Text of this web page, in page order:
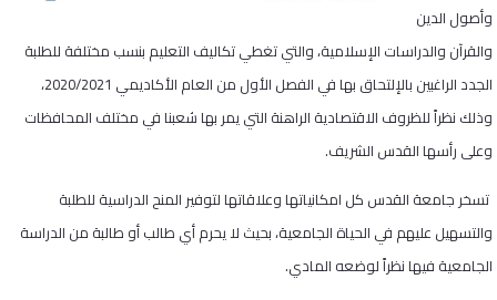
وأصول الدين
والقرآن والدراسات الإسلامية، والتي تغطي تكاليف التعليم بنسب مختلفة للطلبة
الجدد الراغبين بالإلتحاق بها في الفصل الأول من العام الأكاديمي 2020/2021،
وذلك نظراً للظروف الاقتصادية الراهنة التي يمر بها شعبنا في مختلف المحافظات
وعلى رأسها القدس الشريف.
تسخر جامعة القدس كل امكانياتها وعلاقاتها لتوفير المنح الدراسية للطلبة
والتسهيل عليهم في الحياة الجامعية، بحيث لا يحرم أي طالب أو طالبة من الدراسة
الجامعية فيها نظراً لوضعه المادي.